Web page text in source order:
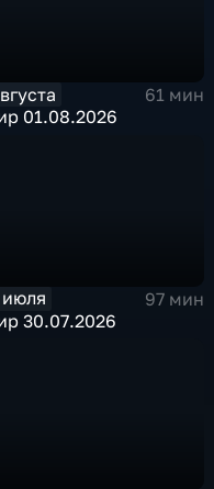
61 мин
01.08.2026
97 мин
30.07.2026